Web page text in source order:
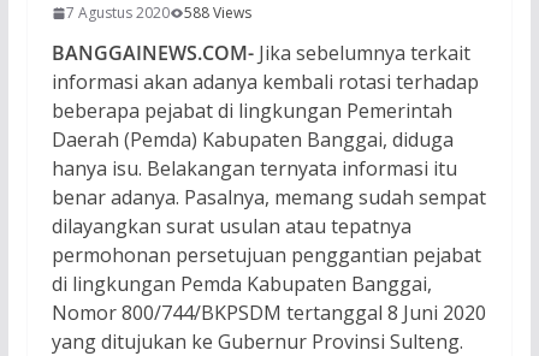
7 Agustus 2020 588 Views
BANGGAINEWS.COM-Jika sebelumnya terkait
informasi akan adanya kembali rotasi terhadap
beberapa pejabat di lingkungan Pemerintah
Daerah (Pemda) Kabupaten Banggai, diduga
hanya isu. Belakangan ternyata informasi itu
benar adanya. Pasalnya, memang sudah sempat
dilayangkan surat usulan atau tepatnya
permohonan persetujuan penggantian pejabat
di lingkungan Pemda Kabupaten Banggai,
Nomor 800/744/BKPSDM tertanggal 8 Juni 2020
yang ditujukan ke Gubernur Provinsi Sulteng.